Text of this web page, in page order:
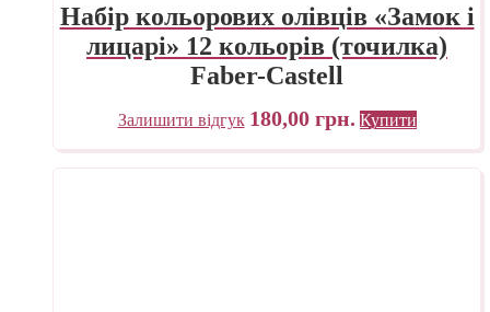
Набір кольорових олівців «Замок і
лицарі» 12 кольорів (точилка)
Faber-Castell
Залишити відгук 180,00 грн. Купити